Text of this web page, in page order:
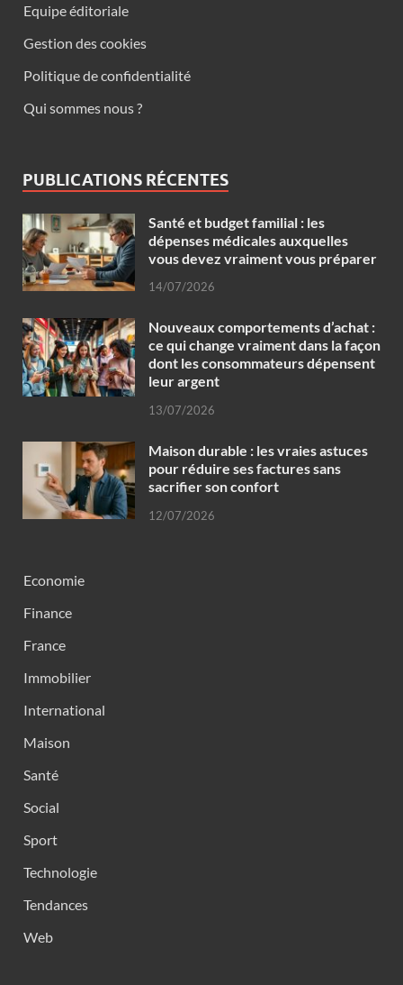
Equipe éditoriale
Gestion des cookies
Politique de confidentialité
Qui sommes nous ?
PUBLICATIONS RÉCENTES
Santé et budget familial : les
dépenses médicales auxquelles
vous devez vraiment vous préparer
14/07/2026
Nouveaux comportements d’achat :
ce qui change vraiment dans la façon
dont les consommateurs dépensent
leur argent
13/07/2026
Maison durable : les vraies astuces
pour réduire ses factures sans
sacrifier son confort
12/07/2026
Economie
Finance
France
Immobilier
International
Maison
Santé
Social
Sport
Technologie
Tendances
Web